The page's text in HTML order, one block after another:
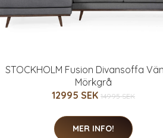
STOCKHOLM Fusion Divansoffa
Mörkgrå
12995 SEK 14995 SEK
MER INFO!